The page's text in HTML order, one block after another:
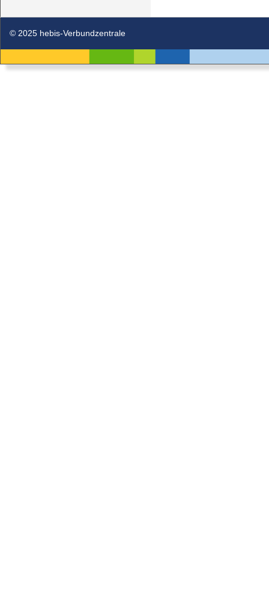
© 2025 hebis-Verbundzentrale